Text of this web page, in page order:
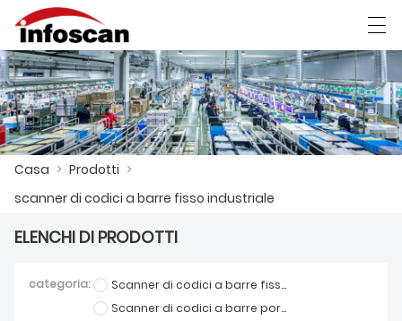
CASA
SPETTACOLO DI FABBRICA
العربية 中文 Deutsch Ελληνική γλώσσα
Casa > Prodotti >
scanner di codici a barre fisso industriale
ELENCHI DI PRODOTTI
categoria:
Scanner di codici a barre fisso industriale
Scanner di codici a barre portatile industriale